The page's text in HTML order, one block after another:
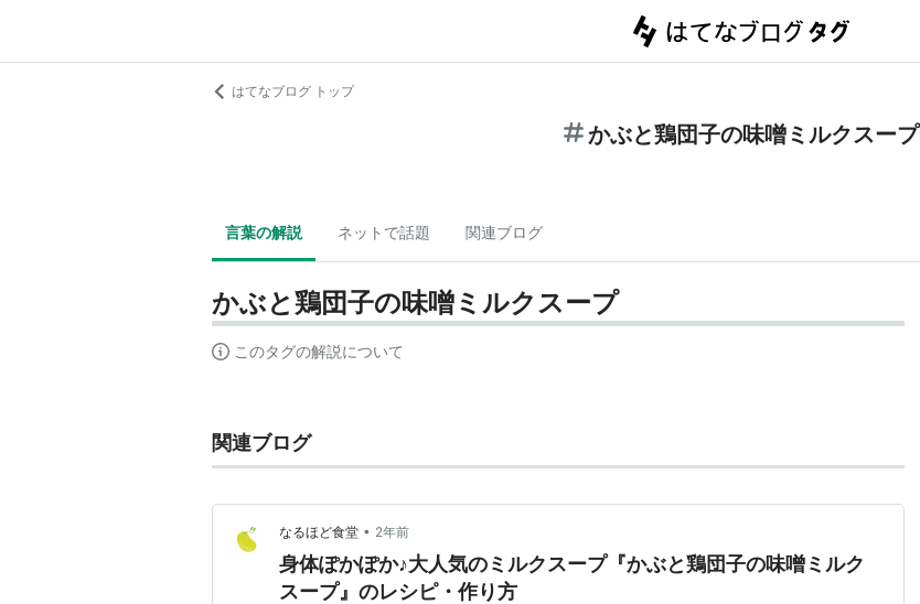
はてなブログ トップ
かぶと鶏団子の味噌ミルクスープ
言葉の解説 ネットで話題 関連ブログ
かぶと鶏団子の味噌ミルクスープ
このタグの解説について
関連ブログ
なるほど食堂 • 2年前
身体ぽかぽか♪大人気のミルクスープ『かぶと鶏団子の味噌ミルク
スープ』のレシピ・作り方